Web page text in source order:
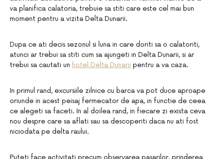
va planifica calatoria, trebuie sa stiti care este cel mai bun
moment pentru a vizita Delta Dunarii.
Dupa ce ati decis sezonul si luna in care doriti sa o calatoriti,
atunci ar trebui sa stiti cum sa ajungeti in Delta Dunarii, si ar
trebui sa cautati un hotel Delta Dunarii pentru a va caza.
In primul rand, excursiile zilnice cu barca va pot duce aproape
oriunde in acest peisaj fermecator de apa, in functie de ceea
ce alegeti sa faceti. In al doilea rand, in fiecare zi exista ceva
nou despre care sa aflati sau sa descoperiti daca nu ati fost
niciodata pe delta raului.
Puteti face activitati precum observarea pasarilor, prinderea